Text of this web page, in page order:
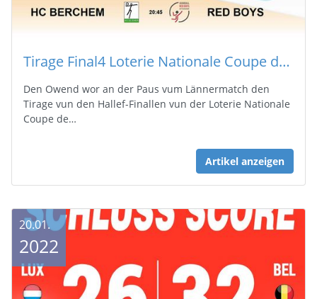
Tirage Final4 Loterie Nationale Coupe de Luxembourg 2022
Den Owend wor an der Paus vum Lännermatch den
Tirage vun den Hallef-Finallen vun der Loterie Nationale
Coupe de…
Artikel anzeigen
20.01.
2022